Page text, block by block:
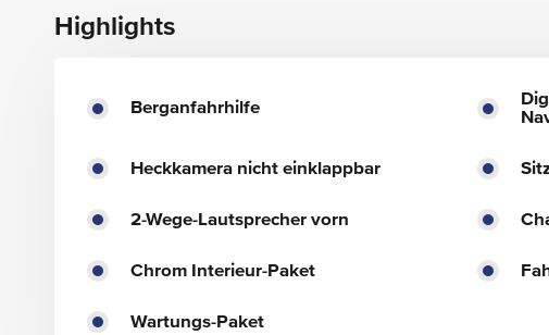
Highlights
Berganfahrhilfe
Heckkamera nicht einklappbar
2-Wege-Lautsprecher vorn
Chrom Interieur-Paket
Wartungs-Paket